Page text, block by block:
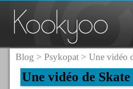
Blog > Psykopat> Une vidéo
Une vidéo de Skate